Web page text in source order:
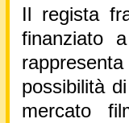
Il regista
finanziato
possibilità
mercato